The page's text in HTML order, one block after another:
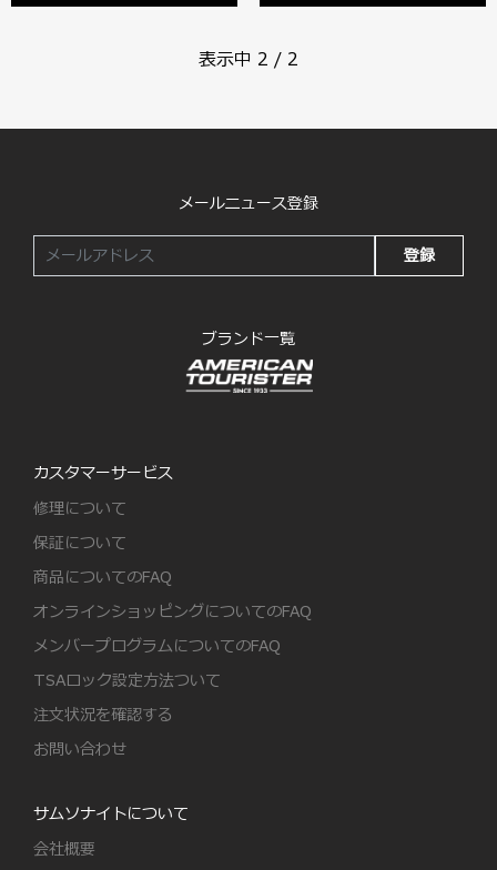
表示中 2 / 2
メールニュース登録
登録
ブランド一覧
カスタマーサービス
修理について
保証について
商品についてのFAQ
オンラインショッピングについてのFAQ
メンバープログラムについてのFAQ
TSAロック設定方法ついて
注文状況を確認する
お問い合わせ
サムソナイトについて
会社概要